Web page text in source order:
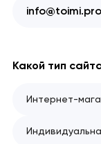
info@toimi.pro
Какой тип
Интернет-